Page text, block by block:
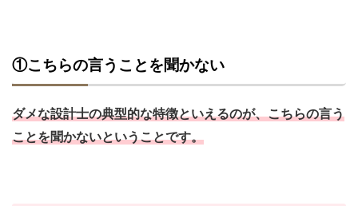
①こちらの言うことを聞かない
ダメな設計士の典型的な特徴といえるのが、こちらの言う
ことを聞かないということです。